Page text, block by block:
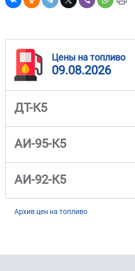
Цены на топливо
09.08.2026
ДТ-К5
АИ-95-К5
АИ-92-К5
Архив цен на топливо